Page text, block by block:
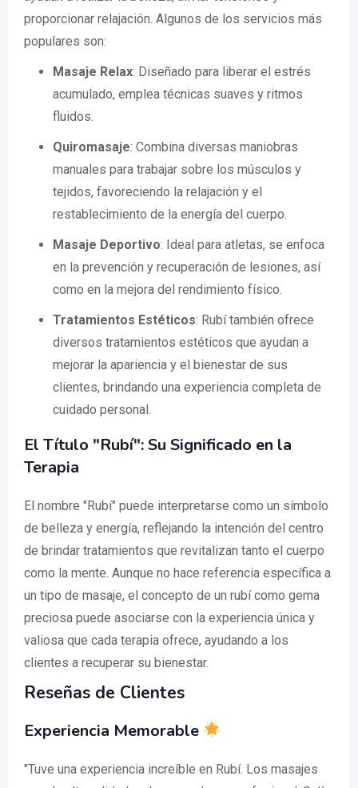
proporcionar relajación. Algunos de los servicios más
populares son:
Masaje Relax: Diseñado para liberar el estrés
acumulado, emplea técnicas suaves y ritmos
fluidos.
Quiromasaje: Combina diversas maniobras
manuales para trabajar sobre los músculos y
tejidos, favoreciendo la relajación y el
restablecimiento de la energía del cuerpo.
Masaje Deportivo: Ideal para atletas, se enfoca
en la prevención y recuperación de lesiones, así
como en la mejora del rendimiento físico.
Tratamientos Estéticos: Rubí también ofrece
diversos tratamientos estéticos que ayudan a
mejorar la apariencia y el bienestar de sus
clientes, brindando una experiencia completa de
cuidado personal.
El Título "Rubí": Su Significado en la
Terapia
El nombre "Rubí" puede interpretarse como un símbolo
de belleza y energía, reflejando la intención del centro
de brindar tratamientos que revitalizan tanto el cuerpo
como la mente. Aunque no hace referencia específica a
un tipo de masaje, el concepto de un rubí como gema
preciosa puede asociarse con la experiencia única y
valiosa que cada terapia ofrece, ayudando a los
clientes a recuperar su bienestar.
Reseñas de Clientes
Experiencia Memorable
"Tuve una experiencia increíble en Rubí. Los masajes